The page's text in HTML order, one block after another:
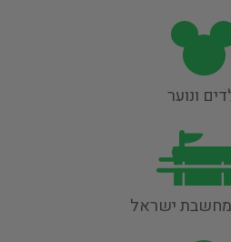
ונוער
ישראל